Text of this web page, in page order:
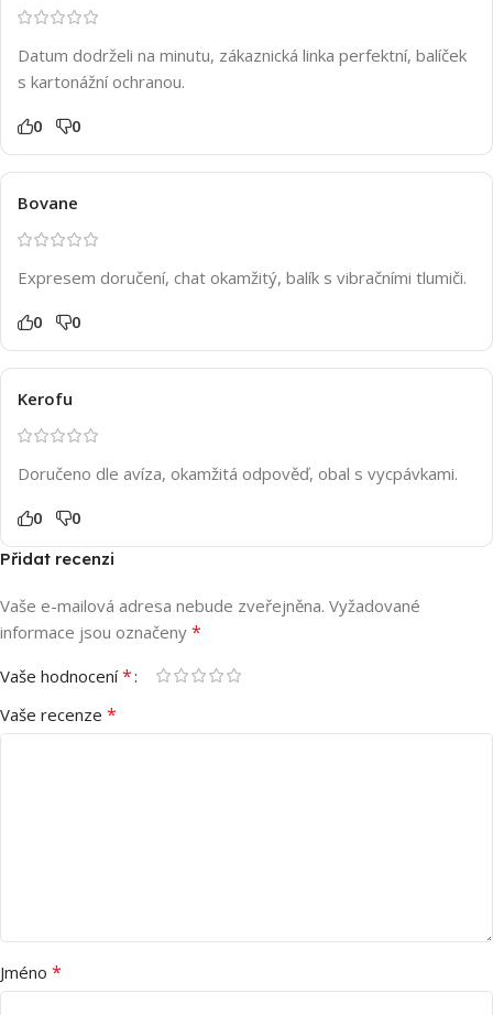
Datum dodrželi na minutu, zákaznická linka perfektní, balíček
s kartonážní ochranou.
0 0
Bovane
Expresem doručení, chat okamžitý, balík s vibračními tlumiči.
0 0
Kerofu
Doručeno dle avíza, okamžitá odpověď, obal s vycpávkami.
0 0
Přidat recenzi
Vaše e-mailová adresa nebude zveřejněna. Vyžadované
informace jsou označeny *
Vaše hodnocení*
Vaše recenze *
Jméno *